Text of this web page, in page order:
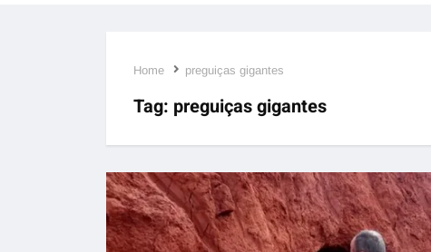
Home preguiças gigantes
Tag: preguiças gigantes